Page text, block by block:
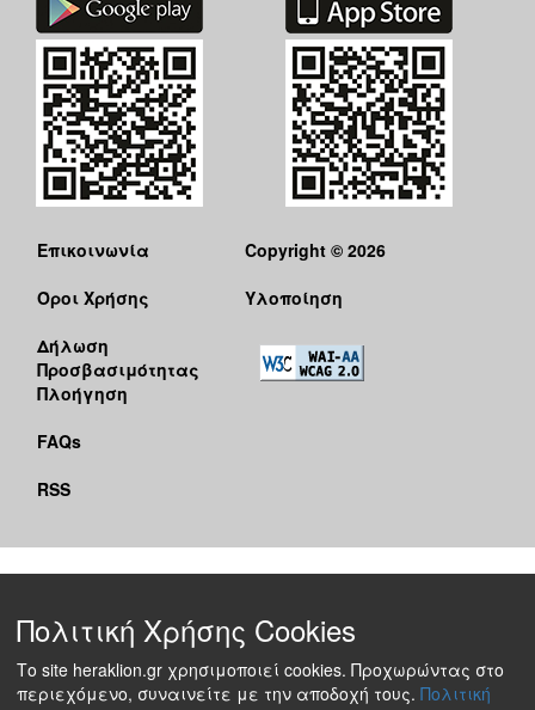
Επικοινωνία
Όροι Χρήσης
Δήλωση
Προσβασιμότητας
Πλοήγηση
FAQs
RSS
Copyright © 2026
Υλοποίηση
Πολιτική Χρήσης Cookies
Το site heraklion.gr χρησιμοποιεί cookies. Προχωρώντας στο
περιεχόμενο, συναινείτε με την αποδοχή τους. Πολιτική